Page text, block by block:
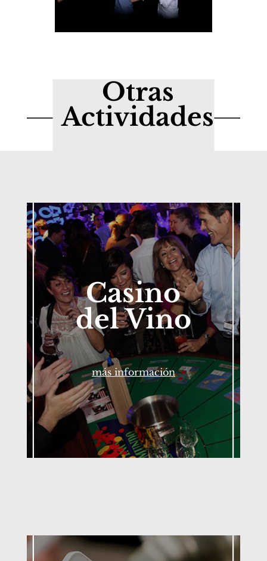
Otras
Actividades
Casino
del Vino
más información